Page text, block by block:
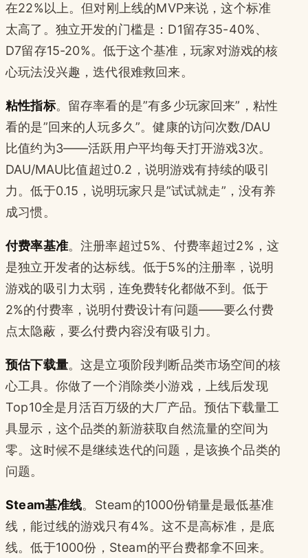
在22%以上。但对刚上线的MVP来说，这个标准
太高了。独立开发的门槛是：D1留存35-40%、
D7留存15-20%。低于这个基准，玩家对游戏的核
心玩法没兴趣，迭代很难救回来。
粘性指标。留存率看的是”有多少玩家回来”，粘性
看的是”回来的人玩多久”。健康的访问次数/DAU
比值约为3——活跃用户平均每天打开游戏3次。
DAU/MAU比值超过0.2，说明游戏有持续的吸引
力。低于0.15，说明玩家只是”试试就走”，没有养
成习惯。
付费率基准。注册率超过5%、付费率超过2%，这
是独立开发者的达标线。低于5%的注册率，说明
游戏的吸引力太弱，连免费转化都做不到。低于
2%的付费率，说明付费设计有问题——要么付费
点太隐蔽，要么付费内容没有吸引力。
预估下载量。这是立项阶段判断品类市场空间的核
心工具。你做了一个消除类小游戏，上线后发现
Top10全是月活百万级的大厂产品。预估下载量工
具显示，这个品类的新游获取自然流量的空间为
零。这时候不是继续迭代的问题，是该换个品类的
问题。
Steam基准线。Steam的1000份销量是最低基准
线，能过线的游戏只有4%。这不是高标准，是底
线。低于1000份，Steam的平台费都拿不回来。